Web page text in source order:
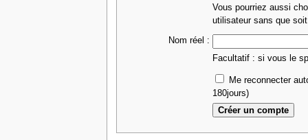
Vous pourriez aussi
utilisateur sans que
Nom réel :
Facultatif : si vous le
Me reconnecter
180jours)